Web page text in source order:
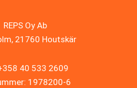
REPS Oy Ab
21760 Houtskär
40 533 2609
1978200-6